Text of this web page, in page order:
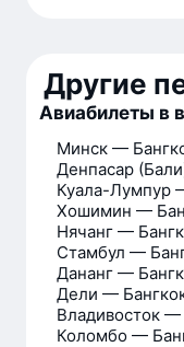
Другие
Авиабилеты в
Минск —
Денпасар
Куала-Лумпур
Хошимин —
Нячанг —
Стамбул —
Дананг —
Дели —
Владивосток —
Коломбо —